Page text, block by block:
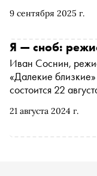
9 сентября 2025 г.
интервью «Снобу»
снимать
мирок в
определяет
21 августа 2024 г.
Я — сноб:
Иван Соснин,
«Далекие
состоится 22
своей работе, без